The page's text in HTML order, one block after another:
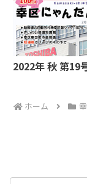
2022年 秋 第19
ホーム